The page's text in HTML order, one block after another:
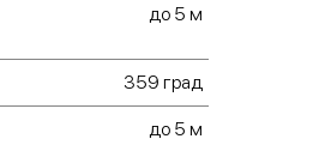
до 5 м
359 град
до 5 м